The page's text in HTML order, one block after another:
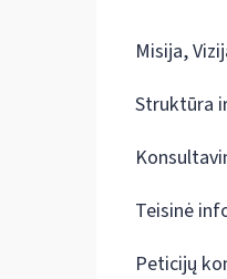
Misija,
Struktūra
Teisinė
Peticijų